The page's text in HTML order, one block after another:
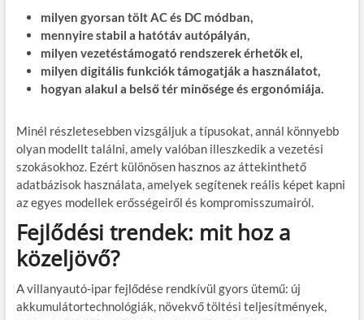
milyen gyorsan tölt AC és DC módban,
mennyire stabil a hatótáv autópályán,
milyen vezetéstámogató rendszerek érhetők el,
milyen digitális funkciók támogatják a használatot,
hogyan alakul a belső tér minősége és ergonómiája.
Minél részletesebben vizsgáljuk a típusokat, annál könnyebb
olyan modellt találni, amely valóban illeszkedik a vezetési
szokásokhoz. Ezért különösen hasznos az áttekinthető
adatbázisok használata, amelyek segítenek reális képet kapni
az egyes modellek erősségeiről és kompromisszumairól.
Fejlődési trendek: mit hoz a
közeljövő?
A villanyautó-ipar fejlődése rendkívül gyors ütemű: új
akkumulátortechnológiák, növekvő töltési teljesítmények,